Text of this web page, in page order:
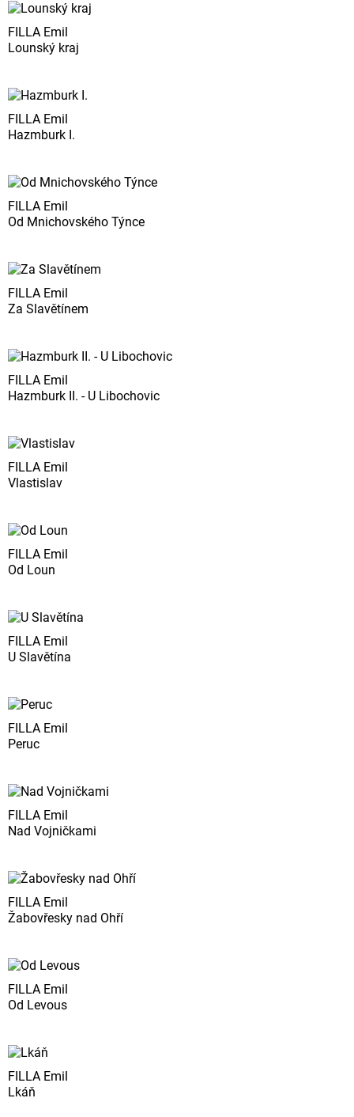
FILLA Emil
Lounský kraj
FILLA Emil
Hazmburk I.
FILLA Emil
Od Mnichovského Týnce
FILLA Emil
Za Slavětínem
FILLA Emil
Hazmburk II. - U Libochovic
FILLA Emil
Vlastislav
FILLA Emil
Od Loun
FILLA Emil
U Slavětína
FILLA Emil
Peruc
FILLA Emil
Nad Vojničkami
FILLA Emil
Žabovřesky nad Ohří
FILLA Emil
Od Levous
FILLA Emil
Lkáň